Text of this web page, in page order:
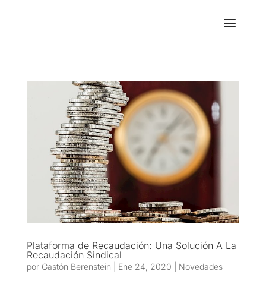
Plataforma de Recaudación: Una Solución A La
Recaudación Sindical
por Gastón Berenstein Ene 24, 2020 Novedades